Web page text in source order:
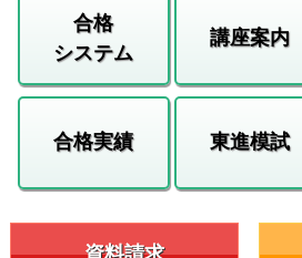
合格
システム
講座案内
合格実績 東進模試
資料請求